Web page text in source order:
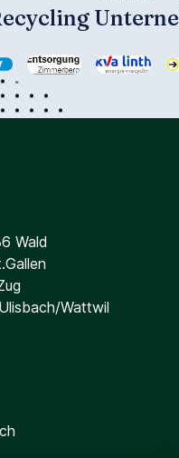
Wald
Wattwil